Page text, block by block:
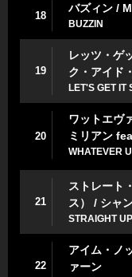
18
バズィン /
BUZZIN
19
レッツ・ゲ
ク・アイド
LET'S GET IT
20
ワットエヴ
ミリアン
WHATEVER
21
ストレート
ス） / シャ
STRAIGHT
22
アイム・ノ
ァーン